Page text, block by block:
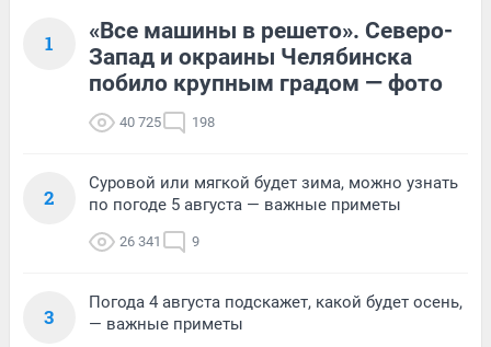
1
«Все машины в решето». Северо-
Запад и окраины Челябинска
побило крупным градом — фото
40 725 198
2
Суровой или мягкой будет зима, можно узнать
по погоде 5 августа — важные приметы
26 341 9
3
Погода 4 августа подскажет, какой будет осень,
— важные приметы